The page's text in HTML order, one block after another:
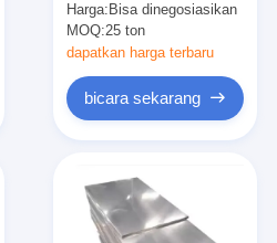
Peralatan Listrik
Harga: Bisa dinegosiasikan
MOQ:25 ton
dapatkan harga terbaru
bicara sekarang